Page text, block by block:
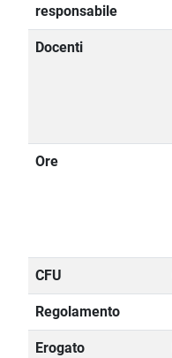
responsabile
Docenti
Ore
CFU
Regolamento
Erogato